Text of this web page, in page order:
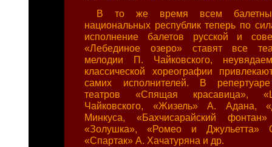
В то же время всем балетным
национальных республик теперь по
исполнение балетов русской и
«Лебединое озеро» ставят все
мелодии П. Чайковского,
классической хореографии
самих исполнителей. В
театров «Спящая красавица»,
Чайковского, «Жизель» А. Адана,
Минкуса, «Бахчисарайский
«Золушка», «Ромео и Джульетта»
«Спартак» А. Хачатуряна и др.